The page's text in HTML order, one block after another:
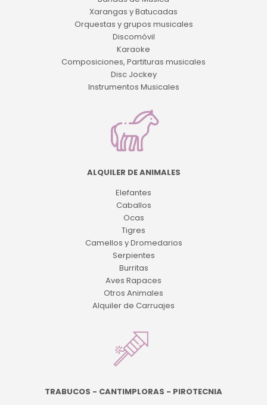
Xarangas y Batucadas
Orquestas y grupos musicales
Discomóvil
Karaoke
Composiciones, Partituras musicales
Disc Jockey
Instrumentos Musicales
ALQUILER DE ANIMALES
Elefantes
Caballos
Ocas
Tigres
Camellos y Dromedarios
Serpientes
Burritas
Aves Rapaces
Otros Animales
Alquiler de Carruajes
TRABUCOS - CANTIMPLORAS - PIROTECNIA